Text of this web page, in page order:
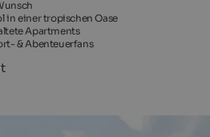
in einer tropischen Oase
Apartments
& Abenteuerfans